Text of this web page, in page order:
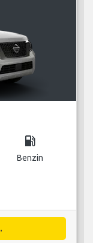
local_gas_station
Benzin